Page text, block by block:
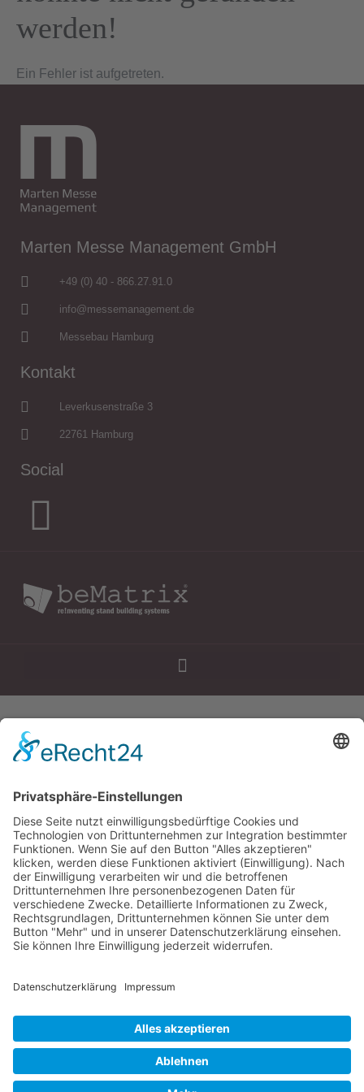
werden!
Ein Fehler ist aufgetreten.
Marten Messe Management GmbH
+49 (0) 40 - 866.27.91.0
info@messemanagement.de
Messebau Hamburg
Kontakt
Leverkusenstraße 3
22761 Hamburg
Social
Home
Leistungen
Projekte
Über uns
Kontakt